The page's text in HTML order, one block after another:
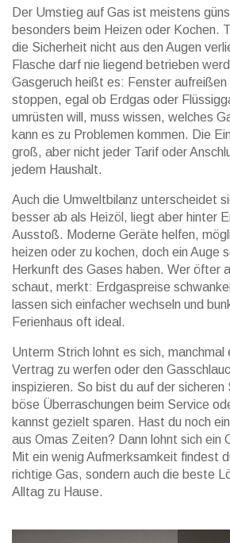
Der Umstieg auf Gas ist meistens
besonders beim Heizen oder Kochen.
die Sicherheit nicht aus den Augen
Flasche darf nie liegend betrieben
Gasgeruch heißt es: Fenster aufreißen
stoppen, egal ob Erdgas oder
umrüsten will, muss wissen, welches
kann es zu Problemen kommen. Die
groß, aber nicht jeder Tarif oder
jedem Haushalt.
Auch die Umweltbilanz unterscheidet
besser ab als Heizöl, liegt aber hinter
Ausstoß. Moderne Geräte helfen,
heizen oder zu kochen, doch ein Auge
Herkunft des Gases haben. Wer öfter
schaut, merkt: Erdgaspreise
lassen sich einfacher wechseln und
Ferienhaus oft ideal.
Unterm Strich lohnt es sich, manchmal
Vertrag zu werfen oder den
inspizieren. So bist du auf der
böse Überraschungen beim Service
kannst gezielt sparen. Hast du noch
aus Omas Zeiten? Dann lohnt sich ein
Mit ein wenig Aufmerksamkeit findest
richtige Gas, sondern auch die beste
Alltag zu Hause.